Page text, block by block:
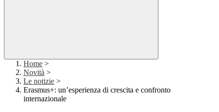
Home >
Novità >
Le notizie >
Erasmus+: un’esperienza di crescita e confronto
internazionale